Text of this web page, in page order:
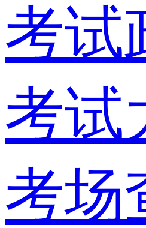
考试
考试
考场